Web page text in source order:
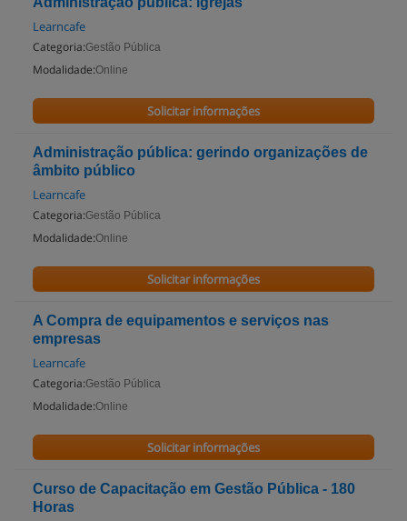
Learncafe
Categoria:Gestão Pública
Modalidade:Online
Solicitar informações
Administração pública: gerindo organizações de
âmbito público
Learncafe
Categoria:Gestão Pública
Modalidade:Online
Solicitar informações
A Compra de equipamentos e serviços nas
empresas
Learncafe
Categoria:Gestão Pública
Modalidade:Online
Solicitar informações
Curso de Capacitação em Gestão Pública - 180
Horas